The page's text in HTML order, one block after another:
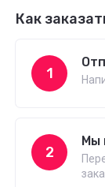
Как
1
2
Мы